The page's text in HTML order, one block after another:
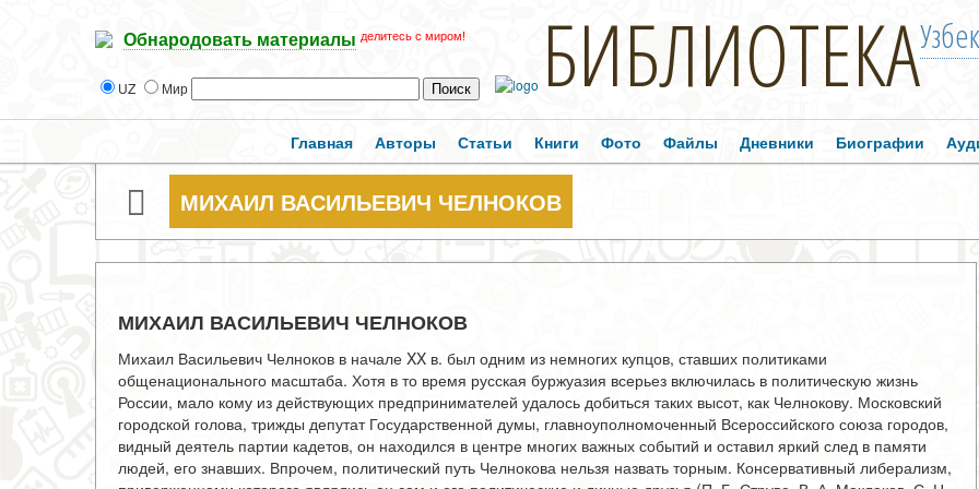
Обнародовать материалы делитесь с миром!
UZ Мир БИБЛИОТЕКА
Главная Авторы Статьи Книги Фото Файлы Дневники Биографии
МИХАИЛ ВАСИЛЬЕВИЧ ЧЕЛНОКОВ
МИХАИЛ ВАСИЛЬЕВИЧ ЧЕЛНОКОВ
Михаил Васильевич Челноков в начале XX в. был одним из немногих купцов, ставших политиками
общенационального масштаба. Хотя в то время русская буржуазия всерьез включилась в политическую жизнь
России, мало кому из действующих предпринимателей удалось добиться таких высот, как Челнокову. Московский
городской голова, трижды депутат Государственной думы, главноуполномоченный Всероссийского союза городов,
видный деятель партии кадетов, он находился в центре многих важных событий и оставил яркий след в памяти
людей, его знавших. Впрочем, политический путь Челнокова нельзя назвать торным. Консервативный либерализм,